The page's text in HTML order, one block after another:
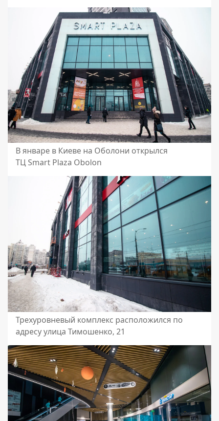
В январе в Киеве на Оболони открылся
ТЦ Smart Plaza Obolon
Трехуровневый комплекс расположился по
адресу улица Тимошенко, 21